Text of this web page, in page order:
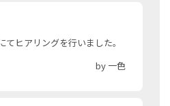
てヒアリングを行いました。
by 一色